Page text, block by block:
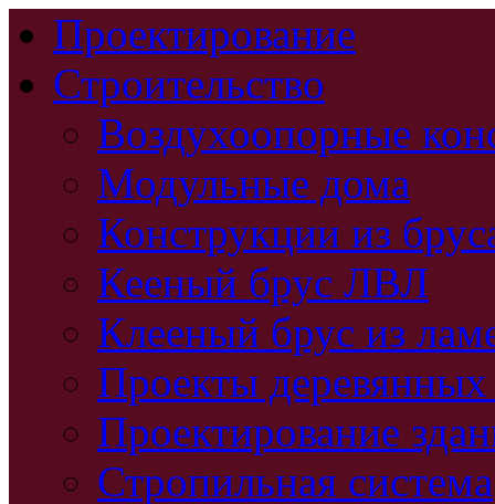
Проектирование
Строительство
Воздухоопорные
Модульные дома
Конструкции из
Кееный брус ЛВЛ
Клееный брус из
Проекты
Проектирование
Стропильная система